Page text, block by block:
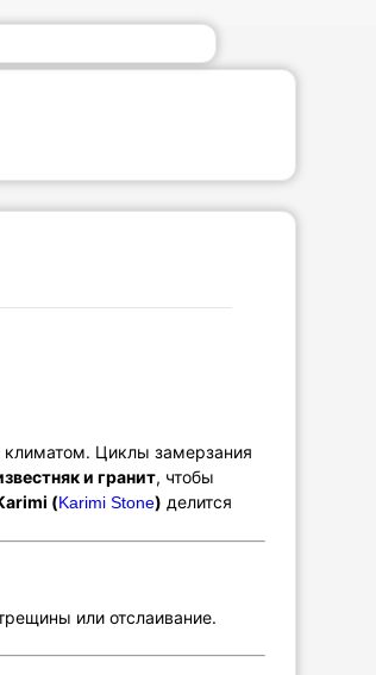
климатом. Циклы замерзания
и гранит, чтобы
(Karimi Stone) делится
или отслаивание.